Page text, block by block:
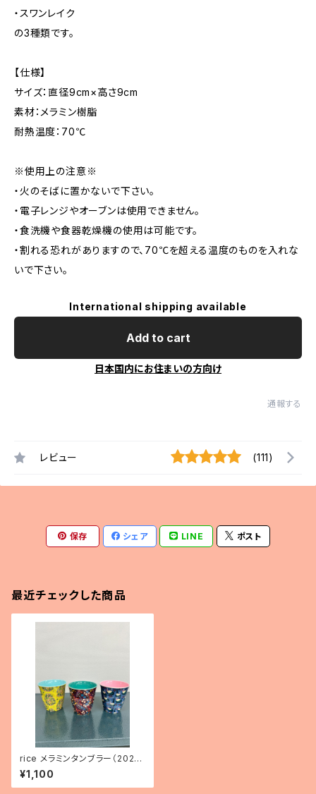
・スワンレイク
の3種類です。
【仕様】
サイズ：直径9cm×高さ9cm
素材：メラミン樹脂
耐熱温度：70℃
※使用上の注意※
・火のそばに置かないで下さい。
・電子レンジやオーブンは使用できません。
・食洗機や食器乾燥機の使用は可能です。
・割れる恐れがありますので、70℃を超える温度のものを入れな
いで下さい。
International shipping available
Add to cart
日本国内にお住まいの方向け
通報する
レビュー (111)
保存 シェア LINE ポスト
最近チェックした商品
rice メラミンタンブラー（2025
年新入荷）
¥1,100